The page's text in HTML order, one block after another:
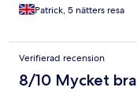
Patrick, 5 nätters resa
Verifierad recension
8/10 Mycket bra